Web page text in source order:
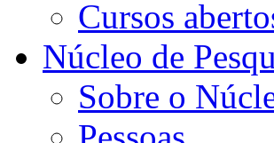
Cursos
Núcleo de
Sobre o